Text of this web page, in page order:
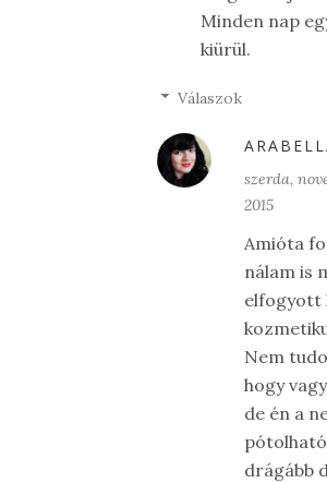
Minden nap
kiürül.
Válaszok
szerda,
2015
Amióta
nálam is
elfogyott
Nem
hogy
de én a
drágább